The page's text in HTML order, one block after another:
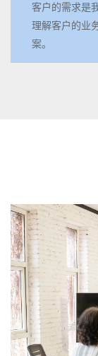
客户的需求是
理解客户的业
案。